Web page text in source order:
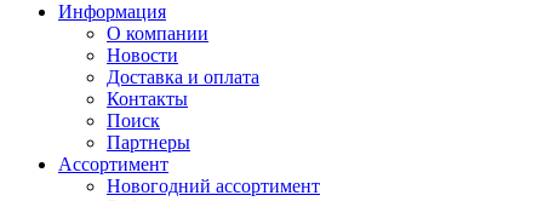
Информация
О компании
Новости
Доставка и оплата
Контакты
Поиск
Партнеры
Ассортимент
Новогодний ассортимент